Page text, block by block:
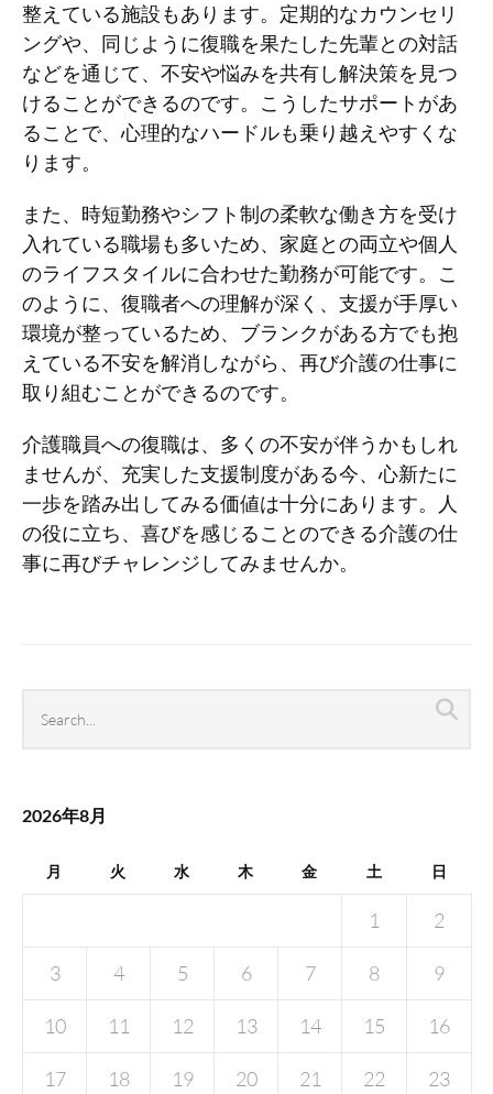
整えている施設もあります。定期的なカウンセリ
ングや、同じように復職を果たした先輩との対話
などを通じて、不安や悩みを共有し解決策を見つ
けることができるのです。こうしたサポートがあ
ることで、心理的なハードルも乗り越えやすくな
ります。
また、時短勤務やシフト制の柔軟な働き方を受け
入れている職場も多いため、家庭との両立や個人
のライフスタイルに合わせた勤務が可能です。こ
のように、復職者への理解が深く、支援が手厚い
環境が整っているため、ブランクがある方でも抱
えている不安を解消しながら、再び介護の仕事に
取り組むことができるのです。
介護職員への復職は、多くの不安が伴うかもしれ
ませんが、充実した支援制度がある今、心新たに
一歩を踏み出してみる価値は十分にあります。人
の役に立ち、喜びを感じることのできる介護の仕
事に再びチャレンジしてみませんか。
archives
2026年8月
月 火 水 木 金 土 日
1 2
3 4 5 6 7 8 9
10 11 12 13 14 15 16
17 18 19 20 21 22 23